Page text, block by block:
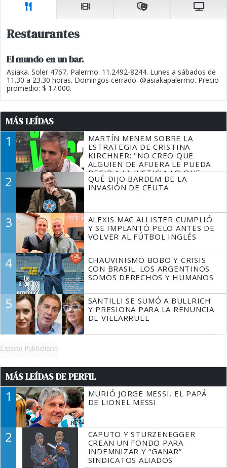
Restaurantes
El mundo en un bar.
Asiaka. Soler 4767, Palermo. 11.2492-8244. Lunes a sábados de
11.30 a 23.30 horas. Domingos cerrado. @asiakapalermo. Precio
promedio: $ 17.000.
MÁS LEÍDAS
1
MARTÍN MENEM SOBRE LA
ESTRATEGIA DE CRISTINA
KIRCHNER: "NO CREO QUE
ALGUIEN DE AFUERA LE PUEDA
DECIR A LA JUSTICIA LO QUE
TIENE QUE HACER"
2
QUÉ DIJO BARDEM DE LA
INVASIÓN DE CEUTA
3
ALEXIS MAC ALLISTER CUMPLIÓ
Y SE IMPLANTÓ PELO ANTES DE
VOLVER AL FÚTBOL INGLÉS
4
CHAUVINISMO BOBO Y CRISIS
CON BRASIL: LOS ARGENTINOS
SOMOS DERECHOS Y HUMANOS
5
SANTILLI SE SUMÓ A BULLRICH
Y PRESIONA PARA LA RENUNCIA
DE VILLARRUEL
Espacio Publicitario
MÁS LEÍDAS DE PERFIL
1
MURIÓ JORGE MESSI, EL PAPÁ
DE LIONEL MESSI
2
CAPUTO Y STURZENEGGER
CREAN UN FONDO PARA
INDEMNIZAR Y “GANAR”
SINDICATOS ALIADOS